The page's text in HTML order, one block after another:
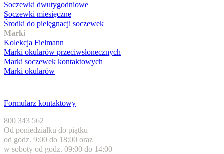
Soczewki dwutygodniowe
Soczewki miesięczne
Środki do pielęgnacji soczewek
Marki
Kolekcja Fielmann
Marki okularów przeciwsłonecznych
Marki soczewek kontaktowych
Marki okularów
Formularz kontaktowy
800 343 562
Od poniedziałku do piątku
od godz. 9:00 do 18:00 oraz
w soboty od godz. 09:00 do 14:00